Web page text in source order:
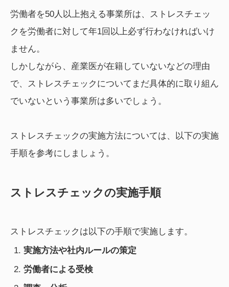
労働者を50人以上抱える事業所は、ストレスチェッ
クを労働者に対して年1回以上必ず行わなければいけ
ません。
しかしながら、産業医が在籍していないなどの理由
で、ストレスチェックについてまだ具体的に取り組ん
でいないという事業所は多いでしょう。
ストレスチェックの実施方法については、以下の実施
手順を参考にしましょう。
ストレスチェックの実施手順
ストレスチェックは以下の手順で実施します。
実施方法や社内ルールの策定
労働者による受検